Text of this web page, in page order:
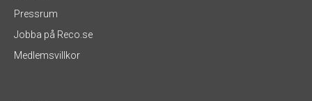
Pressrum
Jobba på Reco.se
Medlemsvillkor